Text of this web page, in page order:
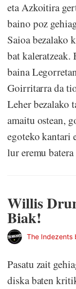
eta Azkoitira
baino poz
Saioa bezalako
bat kaleratzeak.
baina
Goirritarra da
Leher bezalako
amaitu ostean,
egoteko kantari
lur eremu
Willis
Biak!
The Indezents
Pasatu zait
diska baten